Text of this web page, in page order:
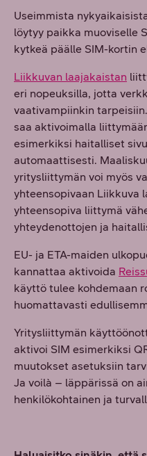
Useimmista
löytyy paikka muoviselle
kytkeä päälle SIM-kortin
Liikkuvan laajakaistan
eri nopeuksilla, jotta
vaativampiinkin
saa aktivoimalla
esimerkiksi haitalliset
automaattisesti.
yritysliittymän voi myös
yhteensopivaan Liikkuva
yhteensopiva liittymä
yhteydenottojen ja
EU- ja ETA-maiden
kannattaa aktivoida
käyttö tulee kohdemaan
huomattavasti
Yritysliittymän
aktivoi SIM esimerkiksi
muutokset asetuksiin
Ja voilà – läppärissä on
henkilökohtainen ja